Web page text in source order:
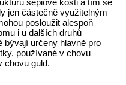
jen částečně využitelným
posloužit alespoň
i u dalších druhů
bývají určeny hlavně pro
používané v chovu
chovu guld.